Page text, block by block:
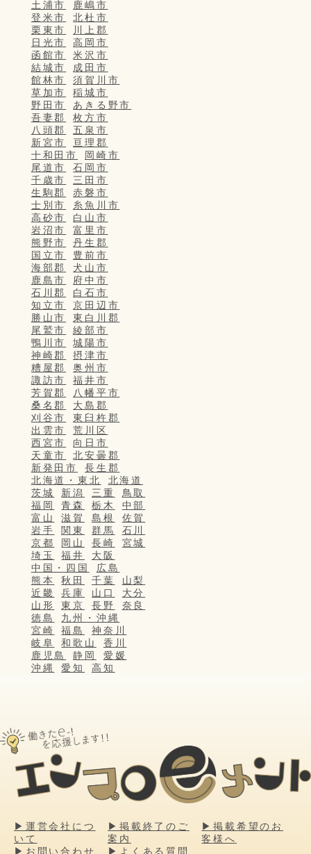
土浦市
鹿嶋市
登米市
北杜市
栗東市
川上郡
日光市
高岡市
函館市
米沢市
結城市
成田市
館林市
須賀川市
草加市
稲城市
野田市
あきる野市
吾妻郡
枚方市
八頭郡
五泉市
新宮市
亘理郡
十和田市
岡崎市
尾道市
石岡市
千歳市
三田市
生駒郡
赤磐市
士別市
糸魚川市
高砂市
白山市
岩沼市
富里市
熊野市
丹生郡
国立市
豊前市
海部郡
犬山市
鹿島市
府中市
石川郡
白石市
知立市
京田辺市
勝山市
東白川郡
尾鷲市
綾部市
鴨川市
城陽市
神崎郡
摂津市
糟屋郡
奥州市
諏訪市
福井市
芳賀郡
八幡平市
桑名郡
大島郡
刈谷市
東臼杵郡
出雲市
荒川区
西宮市
向日市
天童市
北安曇郡
新発田市
長生郡
北海道・東北
北海道
茨城
新潟 三重
鳥取
福岡
青森 栃木
中部
富山
滋賀 島根
佐賀
岩手
関東 群馬
石川
京都
岡山 長崎
宮城
埼玉
福井
大阪
中国・四国
広島
熊本
秋田 千葉
山梨
近畿
兵庫 山口
大分
山形
東京 長野
奈良
徳島
九州・沖縄
宮崎
福島
神奈川
岐阜
和歌山
香川
鹿児島
静岡
愛媛
沖縄
愛知 高知
▶運営会社につ
いて
▶掲載終了のご
案内
▶掲載希望のお
客様へ
▶お問い合わせ
▶よくある質問